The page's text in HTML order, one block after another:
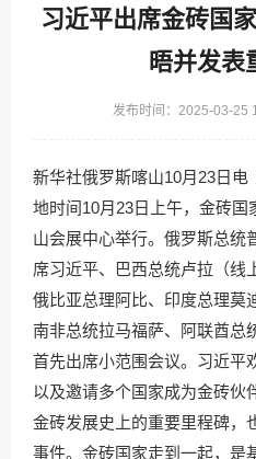
习近平出席金砖国
晤并发表
发布时间：2025-03-
新华社俄罗斯喀山10月23日
地时间10月23日上午，金砖
山会展中心举行。俄罗斯总统
席习近平、巴西总统卢拉（线
俄比亚总理阿比、印度总理莫
南非总统拉马福萨、阿联酋总
首先出席小范围会议。习近平
以及邀请多个国家成为金砖伙
金砖发展史上的重要里程碑，
事件。金砖国家走到一起，是